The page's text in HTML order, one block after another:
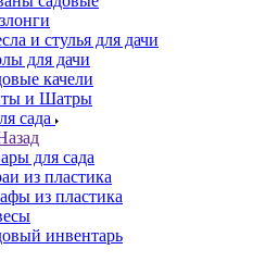
и стулья для дачи
для дачи
качели
и Шатры
сада
для сада
из пластика
из пластика
инвентарь